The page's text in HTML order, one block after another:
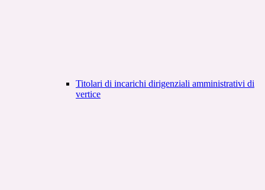
Titolari di incarichi dirigenziali amministrativi di
vertice